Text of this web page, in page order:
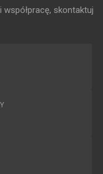
skontaktuj